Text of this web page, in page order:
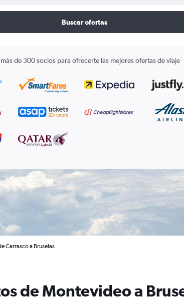
Buscar ofertas
de 300 socios para ofrecerte las mejores ofertas de viaje
Carrasco a Bruselas
de Montevideo a